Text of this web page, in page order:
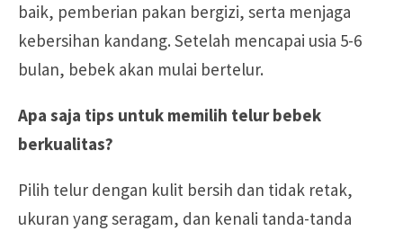
baik, pemberian pakan bergizi, serta menjaga
kebersihan kandang. Setelah mencapai usia 5-6
bulan, bebek akan mulai bertelur.
Apa saja tips untuk memilih telur bebek
berkualitas?
Pilih telur dengan kulit bersih dan tidak retak,
ukuran yang seragam, dan kenali tanda-tanda